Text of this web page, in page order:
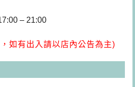
– 21:00
如有出入請以店內公告為主)